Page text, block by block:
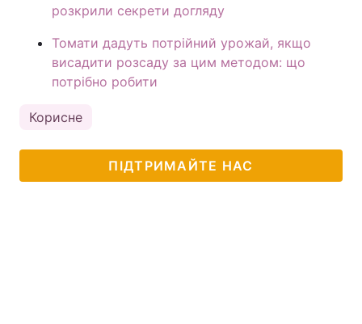
розкрили секрети догляду
Томати дадуть потрійний урожай, якщо
висадити розсаду за цим методом: що
потрібно робити
Корисне
ПІДТРИМАЙТЕ НАС